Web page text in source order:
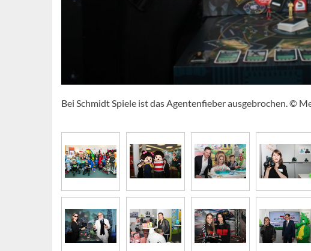
Bei Schmidt Spiele ist das Agentenfieber ausgebrochen. ©